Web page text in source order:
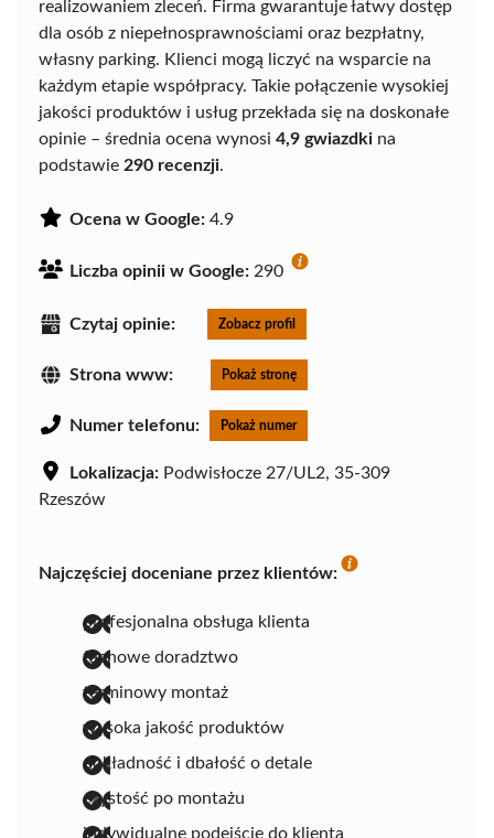
realizowaniem zleceń. Firma gwarantuje łatwy dostęp
dla osób z niepełnosprawnościami oraz bezpłatny,
własny parking. Klienci mogą liczyć na wsparcie na
każdym etapie współpracy. Takie połączenie wysokiej
jakości produktów i usług przekłada się na doskonałe
opinie – średnia ocena wynosi 4,9 gwiazdki na
podstawie 290 recenzji.
Ocena w Google: 4.9
Liczba opinii w Google: 290
Czytaj opinie: Zobacz profil
Strona www: Pokaż stronę
Numer telefonu: Pokaż numer
Lokalizacja: Podwisłocze 27/UL2, 35-309
Rzeszów
Najczęściej doceniane przez klientów:
profesjonalna obsługa klienta
fachowe doradztwo
terminowy montaż
wysoka jakość produktów
dokładność i dbałość o detale
czystość po montażu
indywidualne podejście do klienta